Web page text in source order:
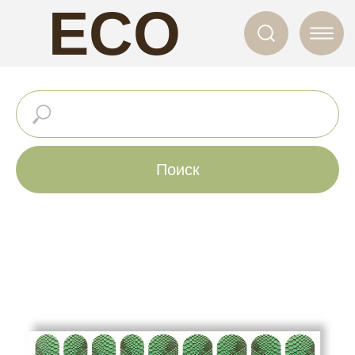
ECO
NAILS
Поиск